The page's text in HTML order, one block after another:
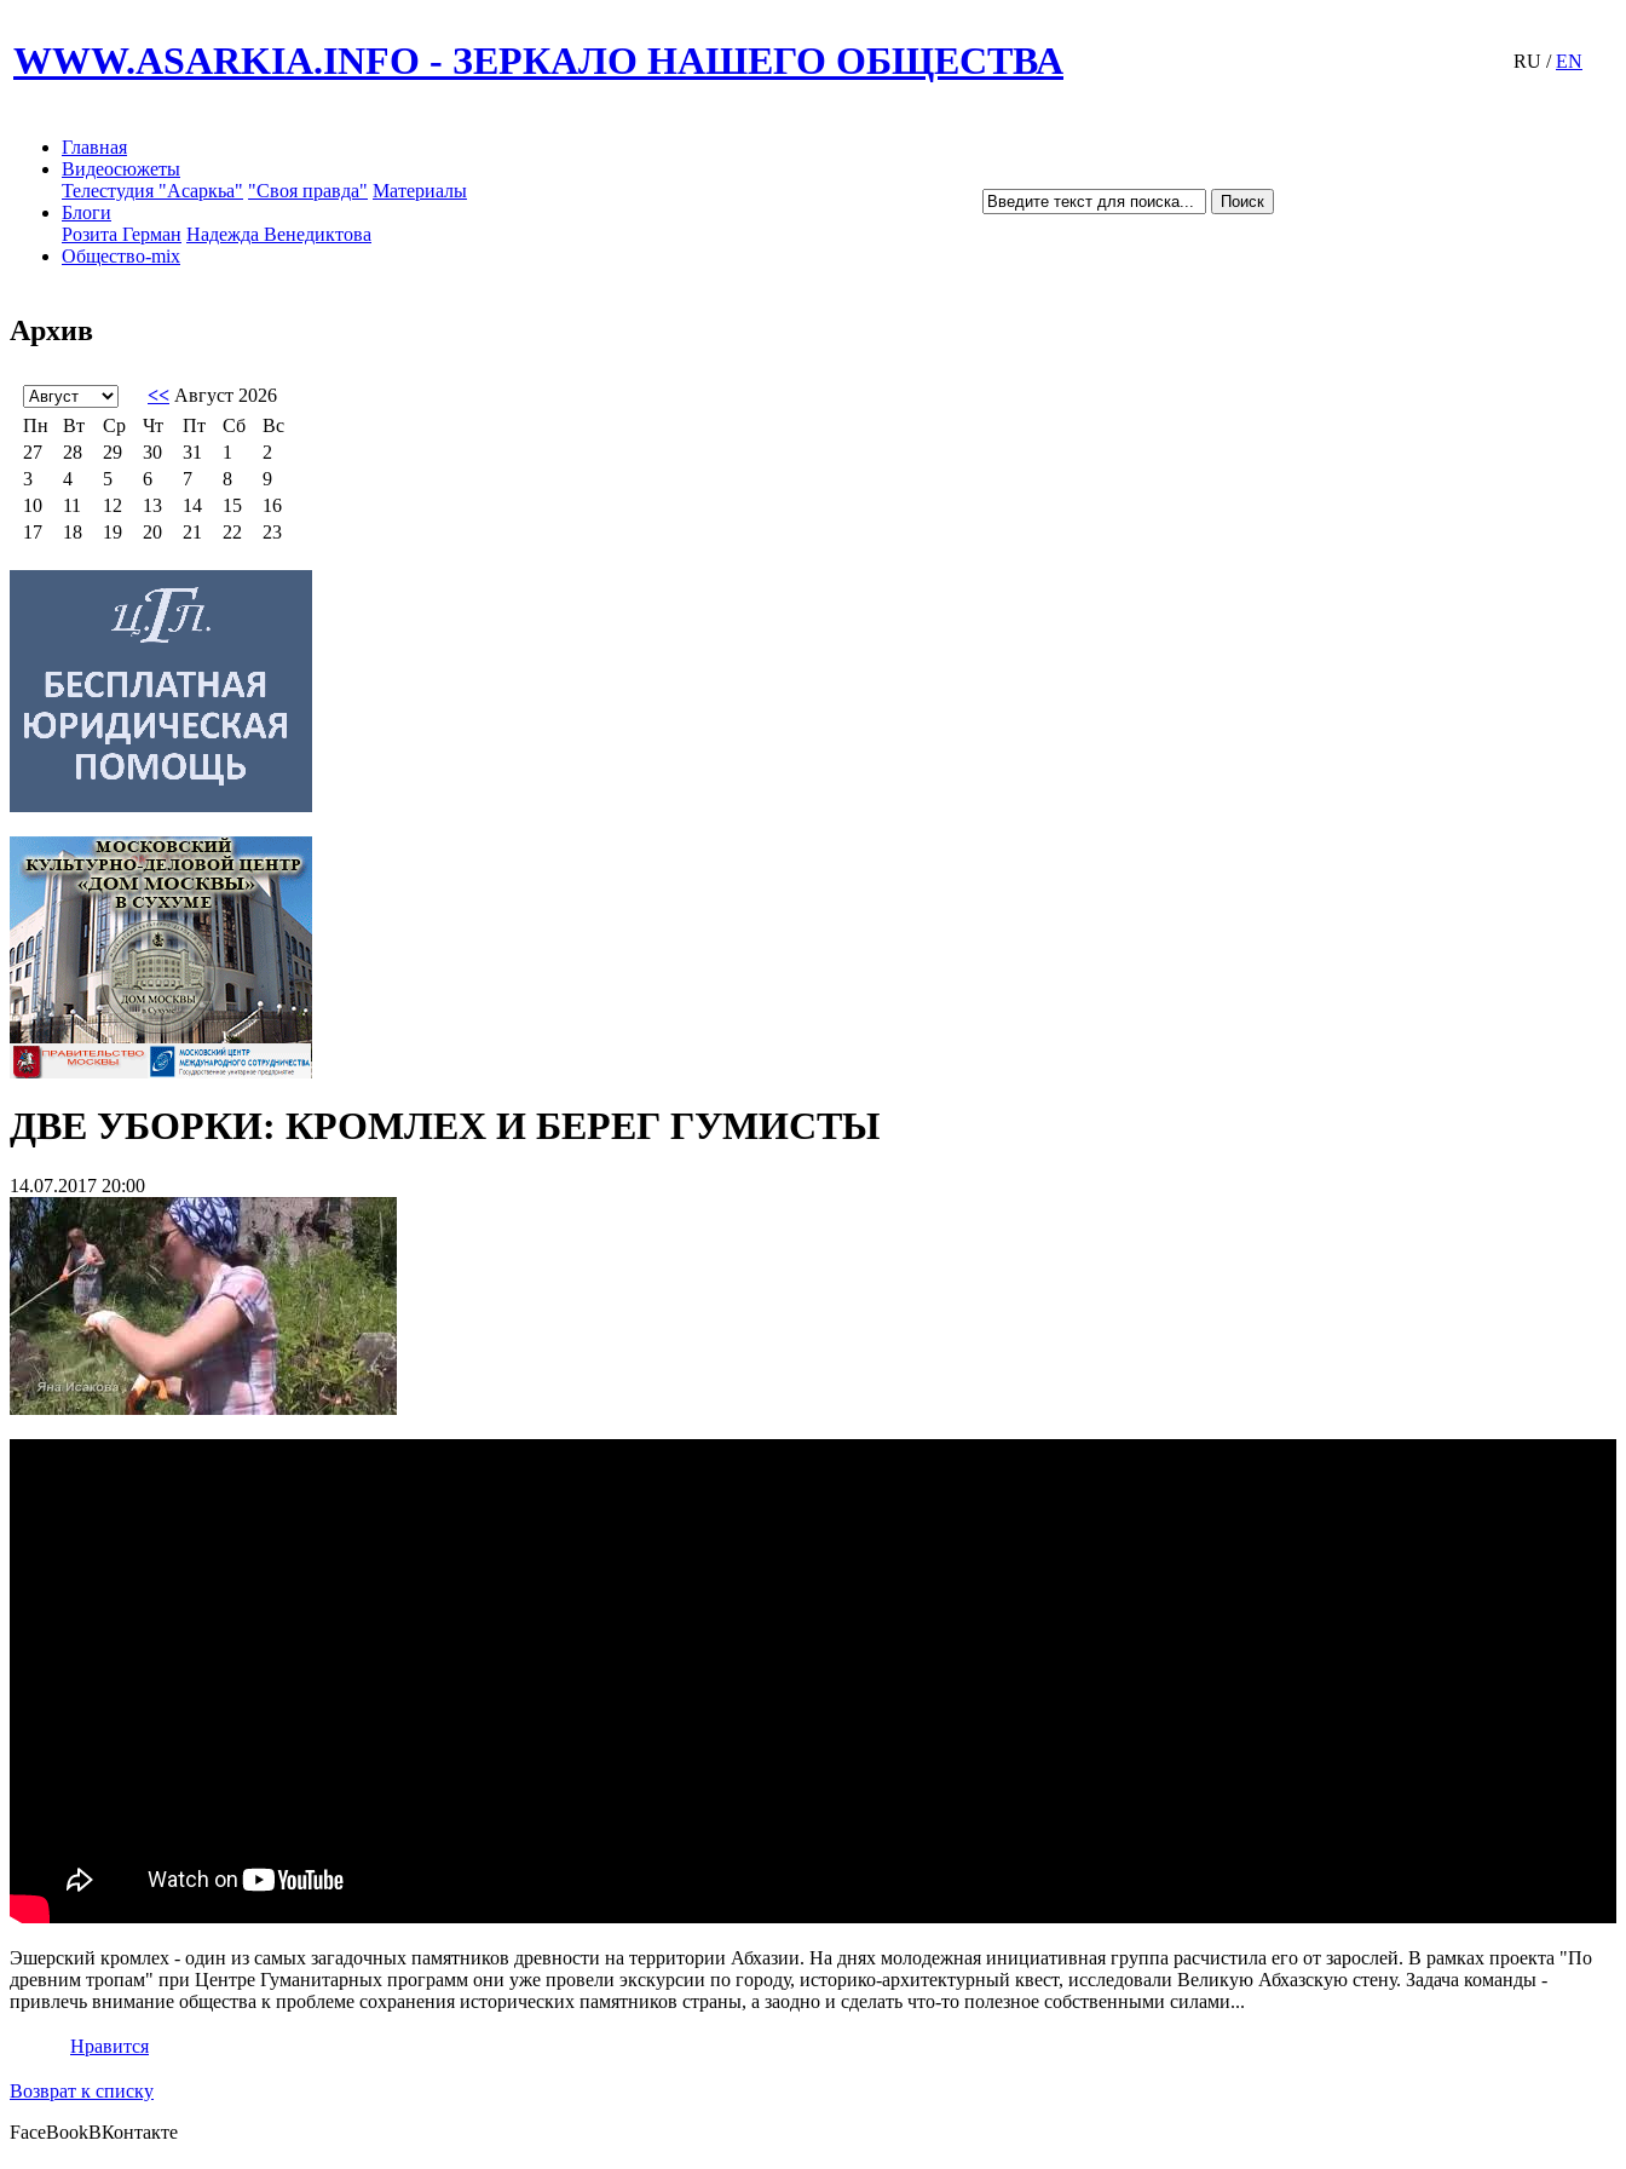
WWW.ASARKIA.INFO - ЗЕРКАЛО НАШЕГО ОБЩЕСТВА RU /EN
Главная
Видеосюжеты
Телестудия "Асаркьа" "Своя правда" Материалы
Блоги
Розита Герман Надежда Венедиктова
Общество-mix
Архив
ДВЕ УБОРКИ: КРОМЛЕХ И БЕРЕГ ГУМИСТЫ
14.07.2017 20:00
Эшерский кромлех - один из самых загадочных памятников древности на территории Абхазии. На днях молодежная инициативная группа расчистила его от зарослей. В рамках проекта "По
древним тропам" при Центре Гуманитарных программ они уже провели экскурсии по городу, историко-архитектурный квест, исследовали Великую Абхазскую стену. Задача команды -
привлечь внимание общества к проблеме сохранения исторических памятников страны, а заодно и сделать что-то полезное собственными силами...
Нравится
Возврат к списку
FaceBookВКонтакте